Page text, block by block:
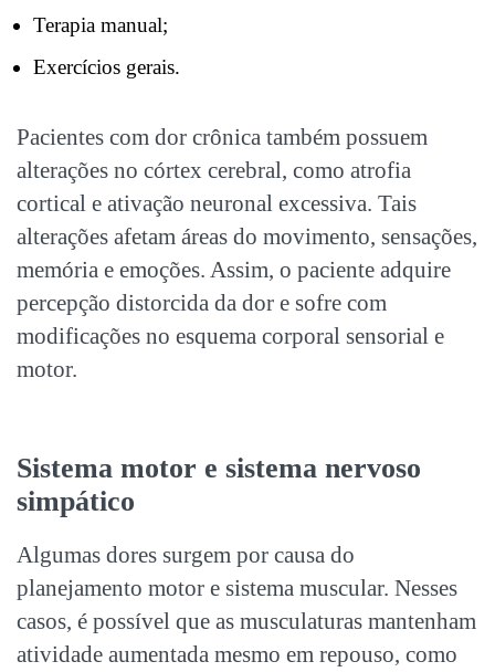
Terapia manual;
Exercícios gerais.
Pacientes com dor crônica também possuem
alterações no córtex cerebral, como atrofia
cortical e ativação neuronal excessiva. Tais
alterações afetam áreas do movimento, sensações,
memória e emoções. Assim, o paciente adquire
percepção distorcida da dor e sofre com
modificações no esquema corporal sensorial e
motor.
Sistema motor e sistema nervoso
simpático
Algumas dores surgem por causa do
planejamento motor e sistema muscular. Nesses
casos, é possível que as musculaturas mantenham
atividade aumentada mesmo em repouso, como